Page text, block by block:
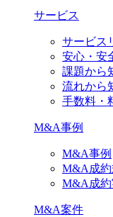
サービス
サービス
安心・安
課題から
流れから
手数料・
M&A事例
M&A事例
M&A成
M&A成約
M&A案件